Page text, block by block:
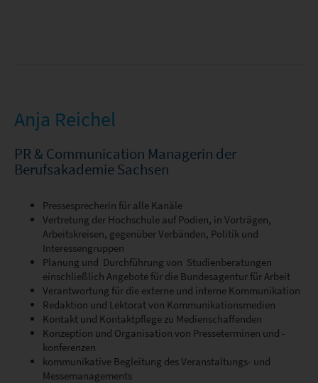
Anja Reichel
PR & Communication Managerin der
Berufsakademie Sachsen
Pressesprecherin für alle Kanäle
Vertretung der Hochschule auf Podien, in Vorträgen,
Arbeitskreisen, gegenüber Verbänden, Politik und
Interessengruppen
Planung und Durchführung von Studienberatungen
einschließlich Angebote für die Bundesagentur für Arbeit
Verantwortung für die externe und interne Kommunikation
Redaktion und Lektorat von Kommunikationsmedien
Kontakt und Kontaktpflege zu Medienschaffenden
Konzeption und Organisation von Presseterminen und -
konferenzen
kommunikative Begleitung des Veranstaltungs- und
Messemanagements